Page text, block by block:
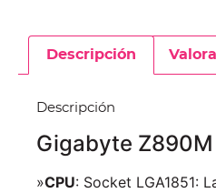
Descripción
Descripción
Gigabyte Z890M
»CPU: Socket LGA1851: